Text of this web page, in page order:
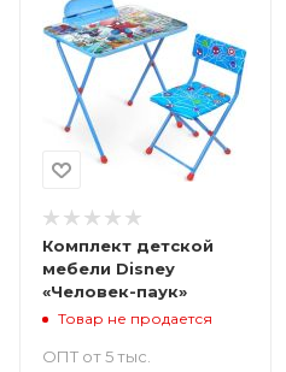
Комплект детской
мебели Disney
«Человек-паук»
Товар не продается
ОПТ от 5 тыс.